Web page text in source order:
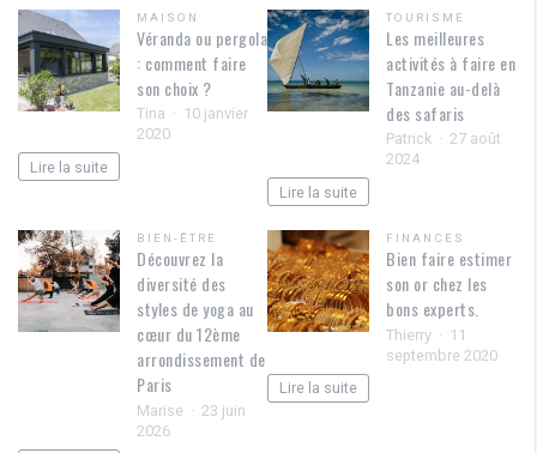
MAISON
Véranda ou pergola
: comment faire
son choix ?
Tina
10 janvier
2020
Lire la suite
TOURISME
Les meilleures
activités à faire en
Tanzanie au-delà
des safaris
Patrick
27 août
2024
Lire la suite
BIEN-ÊTRE
Découvrez la
diversité des
styles de yoga au
cœur du 12ème
arrondissement de
Paris
Marise
23 juin
2026
FINANCES
Bien faire estimer
son or chez les
bons experts.
Thierry
11
septembre 2020
Lire la suite